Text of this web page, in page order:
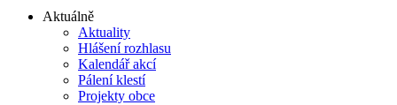
Aktuálně
Aktuality
Hlášení rozhlasu
Kalendář akcí
Pálení klestí
Projekty obce